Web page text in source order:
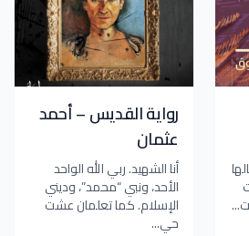
رواية القديس – أحمد
عثمان
أنا الشهيد. ربي الله الواحد
الأحد، ونبي “محمد”، وديني
الإسلام. كما تعلمان عشت
حي...